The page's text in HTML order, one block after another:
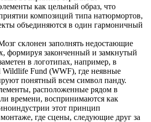
как цельный образ, что
композиций типа натюрмортов,
объединяются в один гармоничный
склонен заполнять недостающие
формируя законченный и замкнутый
в логотипах, например, в
Wildlife Fund (WWF), где неявные
понятный всем символ панду.
расположенные рядом в
времени, воспринимаются как
этот принцип
монтаже, где сцены, следующие друг за